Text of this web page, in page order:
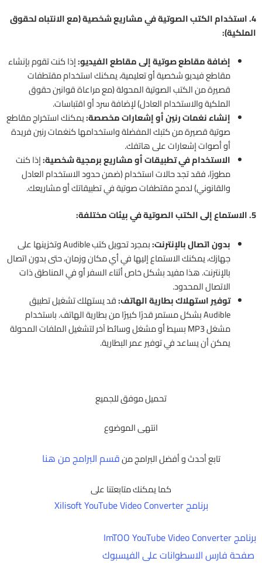
4. استخدام الكتب الصوتية في مشاريع شخصية (مع الانتباه لحقوق
الملكية):
إضافة مقاطع صوتية إلى مقاطع الفيديو:إذا كنت تقوم بإنشاء
مقاطع فيديو شخصية أو تعليمية، يمكنك استخدام مقتطفات
قصيرة من الكتب الصوتية المحولة (مع مراعاة قوانين حقوق
الملكية والاستخدام العادل) لإضافة سرد أو اقتباسات.
إنشاء نغمات رنين أو إشعارات مخصصة:يمكنك استخراج مقاطع
صوتية قصيرة من كتبك المفضلة واستخدامها كنغمات رنين فريدة
أو أصوات إشعارات على هاتفك.
الاستخدام في تطبيقات أو مشاريع برمجية شخصية:إذا كنت
مطورًا، فقد تجد حالات استخدام (ضمن حدود الاستخدام العادل
والقانوني) لدمج مقتطفات صوتية في تطبيقاتك أو مشاريعك.
5. الاستماع إلى الكتب الصوتية في بيئات مختلفة:
بدون اتصال بالإنترنت:
بمجرد تحويل كتب Audible وتخزينها على
جهازك، يمكنك الاستماع إليها في أي مكان وزمان، حتى بدون اتصال
بالإنترنت. هذا مفيد بشكل خاص أثناء السفر أو في المناطق ذات
الاتصال المحدود.
توفير استهلاك بطارية الهاتف:قد يستهلك تشغيل تطبيق
Audible بشكل مستمر قدرًا كبيرًا من بطارية الهاتف. باستخدام
مشغل MP3 بسيط أو مشغل وسائط آخر لتشغيل الملفات المحولة
يمكن أن يساعد في توفير عمر البطارية.
تحميل موفق للجميع
انتهى الموضوع
تابع أحدث و أفضل البرامج منقسم البرامج من هنا
كما يمكنك متابعتنا على
برنامج Xilisoft YouTube Video Converter
برنامج ImTOO YouTube Video Converter
صفحة فارس الاسطوانات على الفيسبوك